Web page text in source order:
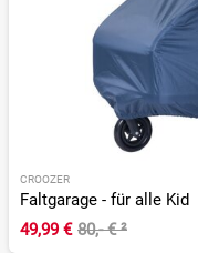
CROOZER
Faltgarage - für alle Kid
49,99 € 80,- €²